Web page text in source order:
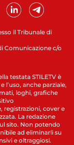
il Tribunale di
Comunicazione c/o
testata STILETV è
l’uso, anche parziale,
loghi, grafiche
registrazioni, cover e
La redazione
sito. Non potendo
ad eliminarli su
e oltraggiosi.